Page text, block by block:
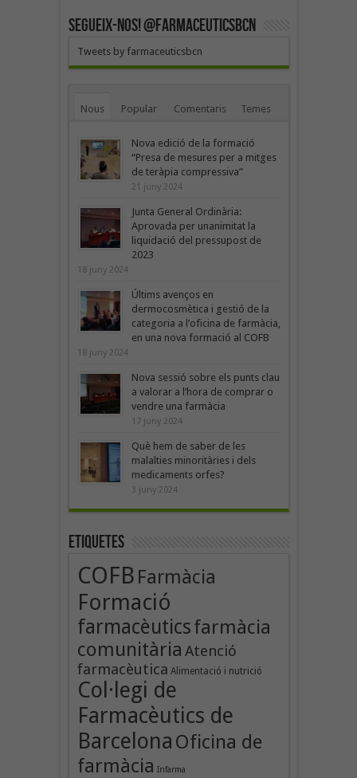
SEGUEIX-NOS! @farmaceuticsbcn
Tweets by farmaceuticsbcn
Nous Popular Comentaris Temes
Nova edició de la formació
“Presa de mesures per a mitges
de teràpia compressiva”
21 juny 2024
Junta General Ordinària:
Aprovada per unanimitat la
liquidació del pressupost de
2023
18 juny 2024
Últims avenços en
dermocosmètica i gestió de la
categoria a l’oficina de farmàcia,
en una nova formació al COFB
18 juny 2024
Nova sessió sobre els punts clau
a valorar a l’hora de comprar o
vendre una farmàcia
17 juny 2024
Què hem de saber de les
malalties minoritàries i dels
medicaments orfes?
3 juny 2024
Etiquetes
COFB Farmàcia
Formació
farmacèuticsfarmàcia
comunitària Atenció
farmacèutica Alimentació i nutrició
Col·legi de
Farmacèutics de
Barcelona Oficina de
farmàcia Infarma